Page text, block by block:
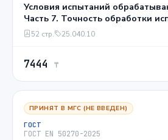
Условия испытаний
Часть 7. Точность обработки
образцов
52 стр. 25.040.10
7444 ₸
ПРИНЯТ В МГС (НЕ ВВЕДЕН)
ГОСТ
ГОСТ EN 50270-2025